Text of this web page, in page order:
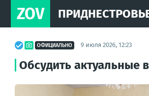
ZOV
ОФИЦИАЛЬНО 9 июля 2026, 12:23
Обсудить актуальные